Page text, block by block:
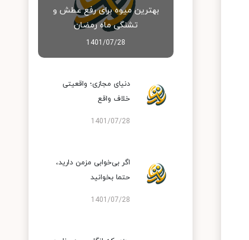
بهترین میوه برای رفع عطش و
تشنگی ماه رمضان
1401/07/28
دنیای مجازی؛ واقعیتی
خلاف واقع
1401/07/28
اگر بی‌خوابی مزمن دارید،
حتما بخوانید
1401/07/28